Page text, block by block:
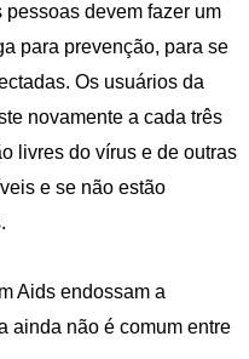
devem fazer um
para prevenção, para se
Os usuários da
novamente a cada três
livres do vírus e de outras
e se não estão
Aids endossam a
ainda não é comum entre